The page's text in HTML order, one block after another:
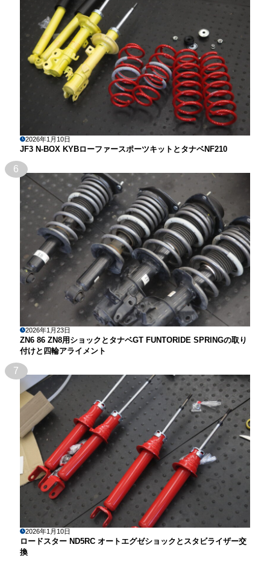
2026年1月10日
JF3 N-BOX KYBローファースポーツキットとタナベNF210
6
2026年1月23日
ZN6 86 ZN8用ショックとタナベGT FUNTORIDE SPRINGの取り
付けと四輪アライメント
7
2026年1月10日
ロードスター ND5RC オートエグゼショックとスタビライザー交
換